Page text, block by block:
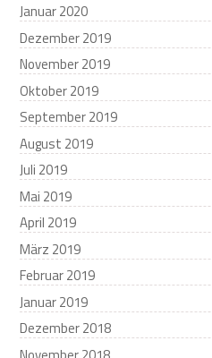
Januar 2020
Dezember 2019
November 2019
Oktober 2019
September 2019
August 2019
Juli 2019
Mai 2019
April 2019
März 2019
Februar 2019
Januar 2019
Dezember 2018